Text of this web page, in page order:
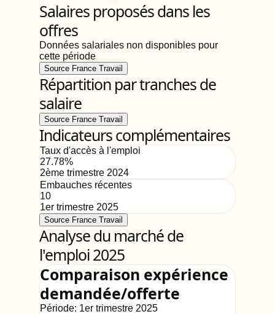
Salaires proposés dans les
offres
Données salariales non disponibles pour
cette période
Source France Travail
Répartition par tranches de
salaire
Source France Travail
Indicateurs complémentaires
Taux d'accès à l'emploi
27.78%
2ème trimestre 2024
Embauches récentes
10
1er trimestre 2025
Source France Travail
Analyse du marché de
l'emploi 2025
Comparaison expérience
demandée/offerte
Période: 1er trimestre 2025